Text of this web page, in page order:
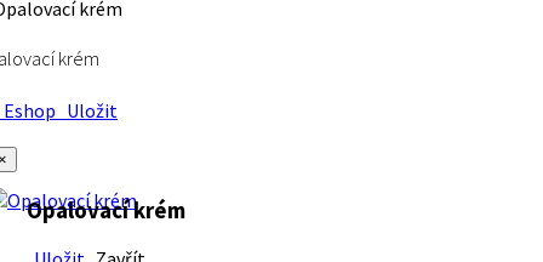
krém
Uložit
Opalovací krém